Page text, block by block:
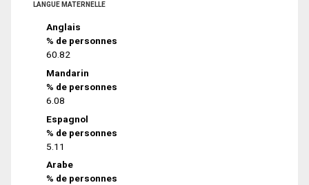
LANGUE MATERNELLE
Anglais
% de personnes
60.82
Mandarin
% de personnes
6.08
Espagnol
% de personnes
5.11
Arabe
% de personnes